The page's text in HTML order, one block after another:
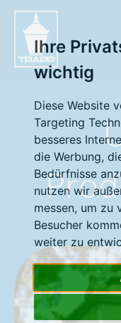
Ihre
wichtig
Diese Website
Targeting
besseres
die Werbung,
Bedürfnisse
nutzen wir
messen, um zu
Besucher
weiter zu